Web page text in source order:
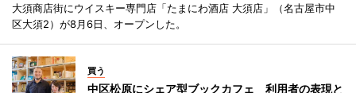
大須商店街にウイスキー専門店「たまにわ酒店 大須店」（名古屋市中
区大須2）が8月6日、オープンした。
買う
中区松原にシェア型ブックカフェ 利用者の表現と